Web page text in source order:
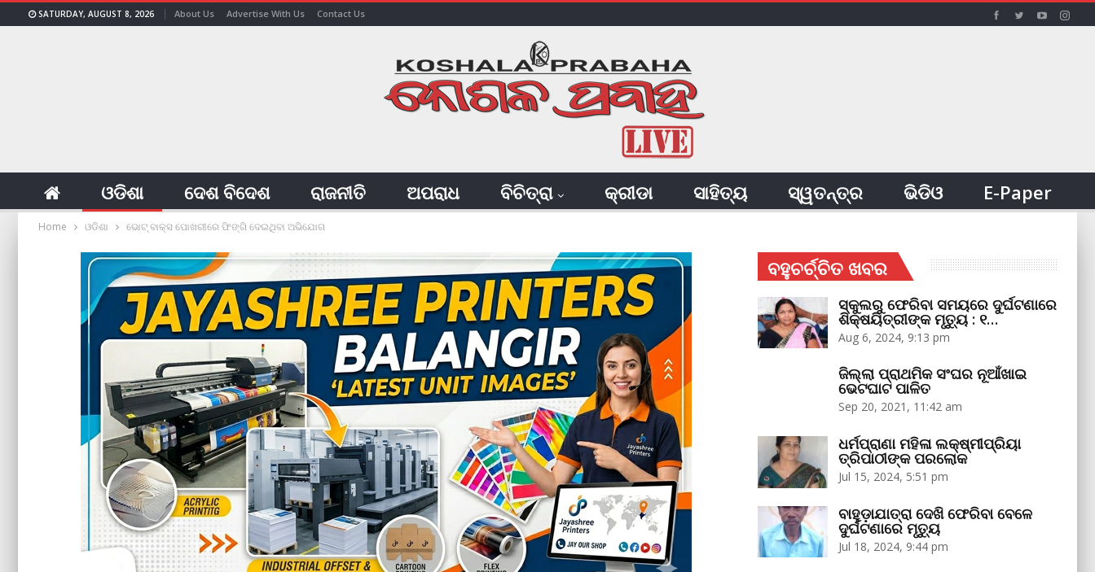
SATURDAY, AUGUST 8, 2026 About Us Advertise With Us Contact Us
ଓଡିଶା ଦେଶ ବିଦେଶ ରାଜନୀତି ଅପରାଧ ବିଚିତ୍ରା କ୍ରୀଡା ସାହିତ୍ୟ ସ୍ୱତନ୍ତ୍ର ଭିଡିଓ E-Paper
Home ଓଡିଶା ଭୋଟ୍ ବାକ୍ସ ପୋଖରୀରେ ଫିଙ୍ଗି ଦେଇଥିବା ଅଭିଯୋଗ
ବହୁଚର୍ଚ୍ଚିତ ଖବର
ସ୍କୁଲରୁ ଫେରିବା ସମୟରେ ଦୁର୍ଘଟଣାରେ
ଶିକ୍ଷୟିତ୍ରୀଙ୍କ ମୃତ୍ୟୁ : ୧…
Aug 6, 2024, 9:13 pm
ଜିଲ୍ଲା ପ୍ରାଥମିକ ସଂଘର ନୂଆଁଖାଇ
ଭେଟଘାଟ ପାଳିତ
Sep 20, 2021, 11:42 am
ଧର୍ମପ୍ରାଣା ମହିଳା ଲକ୍ଷ୍ମୀପ୍ରିୟା
ତ୍ରିପାଠୀଙ୍କ ପରଲୋକ
Jul 15, 2024, 5:51 pm
ବାହୁଡ଼ାଯାତ୍ରା ଦେଖି ଫେରିବା ବେଳେ
ଦୁର୍ଘଟଣାରେ ମୃତ୍ୟୁ
Jul 18, 2024, 9:44 pm